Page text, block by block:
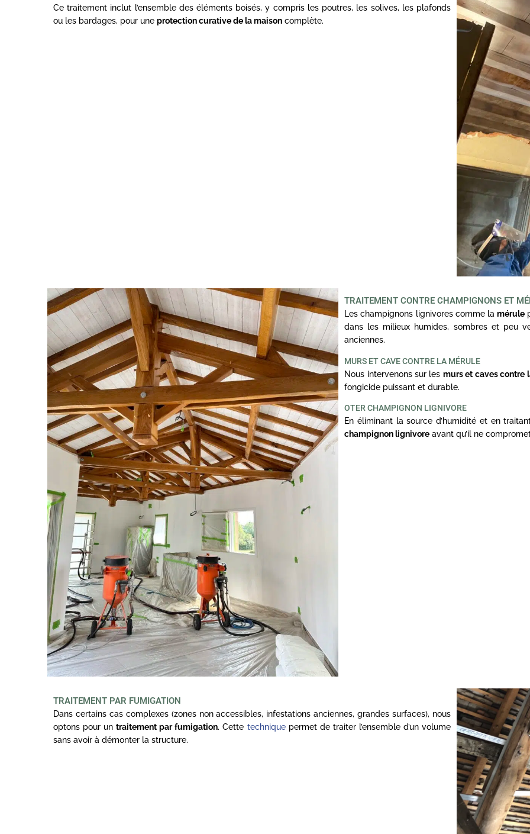
Ce traitement inclut l’ensemble des éléments boisés, y compris les poutres, les solives, les plafonds
ou les bardages, pour une protection curative de la maison complète.
TRAITEMENT CONTRE CHAMPIGNONS ET
Les champignons lignivores comme lamérule
dans les milieux humides, sombres et peu
anciennes.
MURS ET CAVE CONTRE LA MÉRULE
Nous intervenons sur les murs et caves contre
fongicide puissant et durable.
OTER CHAMPIGNON LIGNIVORE
En éliminant la source d’humidité et en
champignon lignivore avant qu’il ne
TRAITEMENT PAR FUMIGATION
Dans certains cas complexes (zones non accessibles, infestations anciennes, grandes surfaces), nous
optons pour untraitement par fumigation. Cette techniquepermet de traiter l’ensemble d’un volume
sans avoir à démonter la structure.